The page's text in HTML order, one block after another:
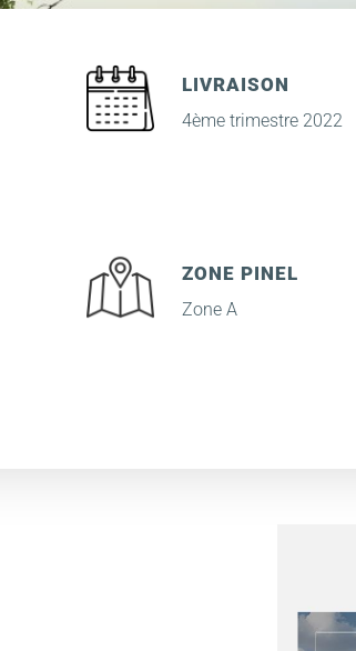
LIVRAISON
4ème trimestre 2022
ZONE PINEL
Zone A